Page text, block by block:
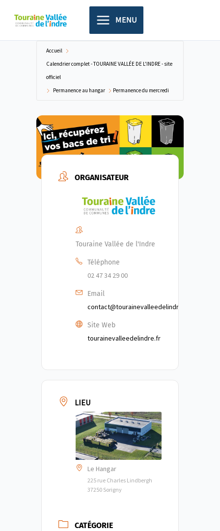
principal
MENU
Accueil
Calendrier complet - TOURAINE VALLÉE DE L'INDRE - site
officiel
Permanence au hangar
Permanence du mercredi
ORGANISATEUR
Touraine Vallée de l'Indre
Téléphone
02 47 34 29 00
Email
contact@tourainevalleedelindre.fr
Site Web
tourainevalleedelindre.fr
LIEU
Le Hangar
225 rue Charles Lindbergh
37250 Sorigny
CATÉGORIE